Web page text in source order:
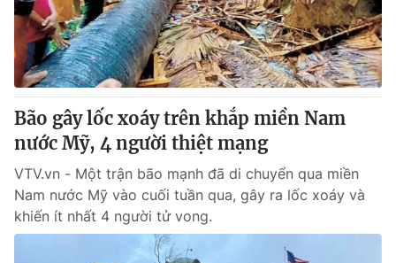
Sản phẩm
Thị trường
Tư vấn
Lịch phát sóng
Chuyên mục khác
Emagazine Podcast
Photo Infographic
Shorts video
Bão gây lốc xoáy trên khắp miền Nam
nước Mỹ, 4 người thiệt mạng
VTV.vn - Một trận bão mạnh đã di chuyển qua miền
Nam nước Mỹ vào cuối tuần qua, gây ra lốc xoáy và
khiến ít nhất 4 người tử vong.